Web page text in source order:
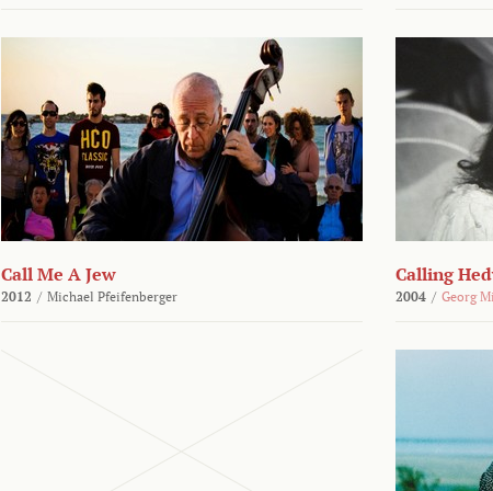
Call Me A Jew
2012 / Michael Pfeifenberger
Calling
2004 / Georg